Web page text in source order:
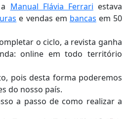
Manual Flávia Ferrari estava
e vendas em bancas em 50
o ciclo, a revista ganha
online em todo território
pois desta forma poderemos
do nosso país.
a passo de como realizar a